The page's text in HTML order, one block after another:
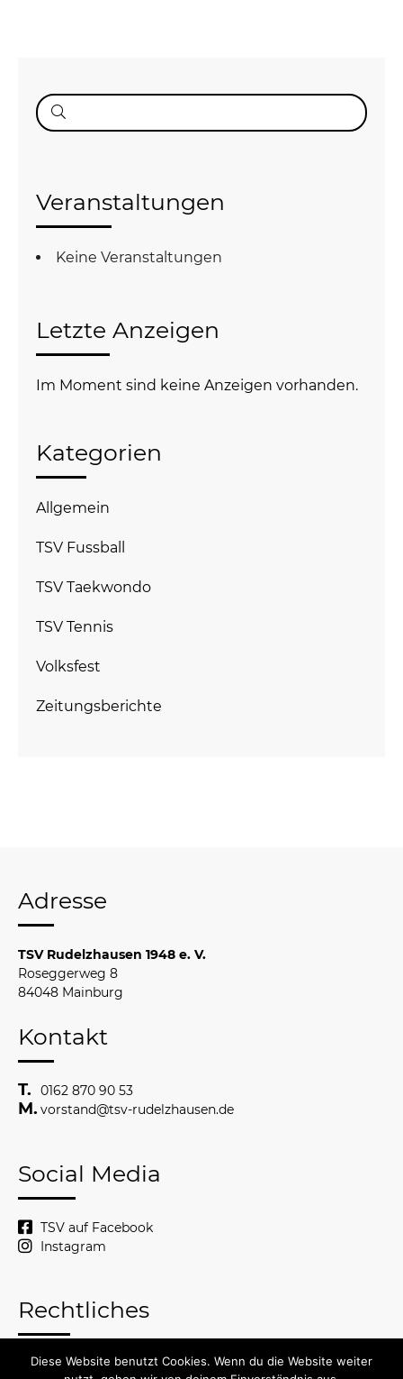
Suche
nach:
Veranstaltungen
Keine Veranstaltungen
Letzte Anzeigen
Im Moment sind keine Anzeigen vorhanden.
Kategorien
Allgemein
TSV Fussball
TSV Taekwondo
TSV Tennis
Volksfest
Zeitungsberichte
Adresse
TSV Rudelzhausen 1948 e. V.
Roseggerweg 8
84048 Mainburg
Kontakt
0162 870 90 53
vorstand@tsv-rudelzhausen.de
Social Media
TSV auf Facebook
Instagram
Rechtliches
© 2026 TSV Rudelzhausen
Diese Website benutzt Cookies. Wenn du die Website weiter